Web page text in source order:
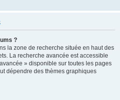
?
la zone de recherche située en haut des
La recherche avancée est accessible
» disponible sur toutes les pages
dépendre des thèmes graphiques